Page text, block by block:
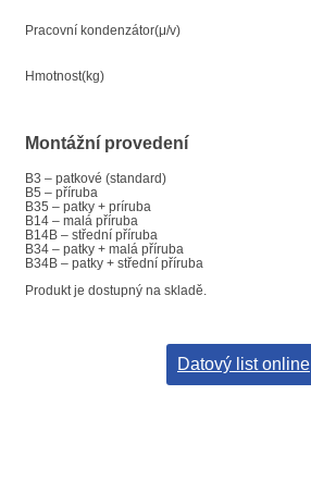
Pracovní kondenzátor(μ/v)
Hmotnost(kg)
Montážní provedení
B3 – patkové (standard)
B5 – příruba
B35 – patky + príruba
B14 – malá příruba
B14B – střední příruba
B34 – patky + malá příruba
B34B – patky + střední příruba
Produkt je dostupný na skladě.
Datový list online